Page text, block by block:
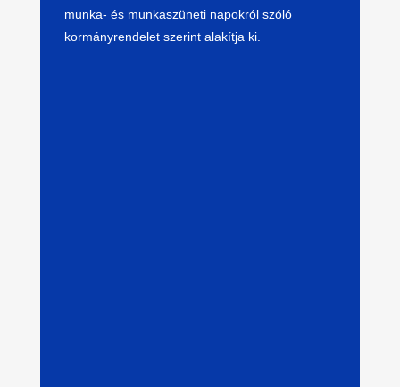
munka- és munkaszüneti napokról szóló
kormányrendelet szerint alakítja ki.